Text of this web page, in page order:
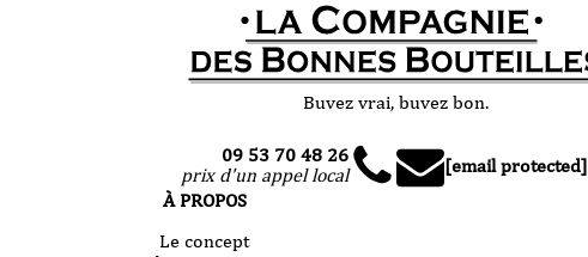
Buvez vrai, buvez bon.
09 53 70 48 26
prix d'un appel local
[email protected]
À PROPOS
Le concept